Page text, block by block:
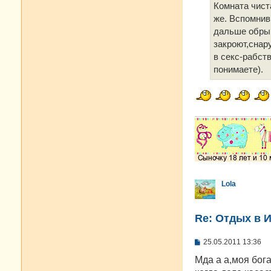
Комната
же.
дальше
в секс-
понимаете).
Lola
Re: Отдых в
С
о
б
25.05.2011 13:36
Мда а а,моя